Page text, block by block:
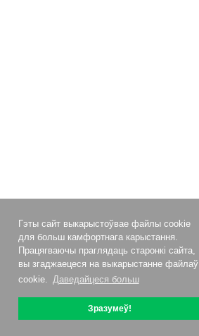
Гэты сайт выкарыстоўвае файлы cookie
для больш камфортнага карыстання.
Працягваючы праглядаць старонкі сайта,
вы згаджаецеся на выкарыстанне файлаў
cookie. Даведайцеся больш
Зразумеў!